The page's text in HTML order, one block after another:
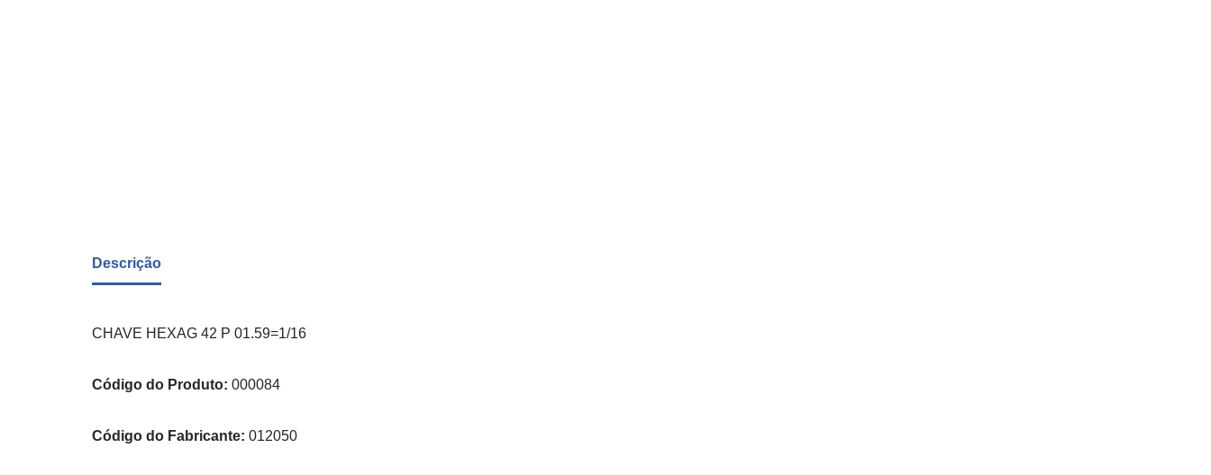
Descrição
CHAVE HEXAG 42 P 01.59=1/16
Código do Produto: 000084
Código do Fabricante: 012050